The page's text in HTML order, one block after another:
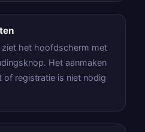
ziet het hoofdscherm met
Het aanmaken
of registratie is niet nodig